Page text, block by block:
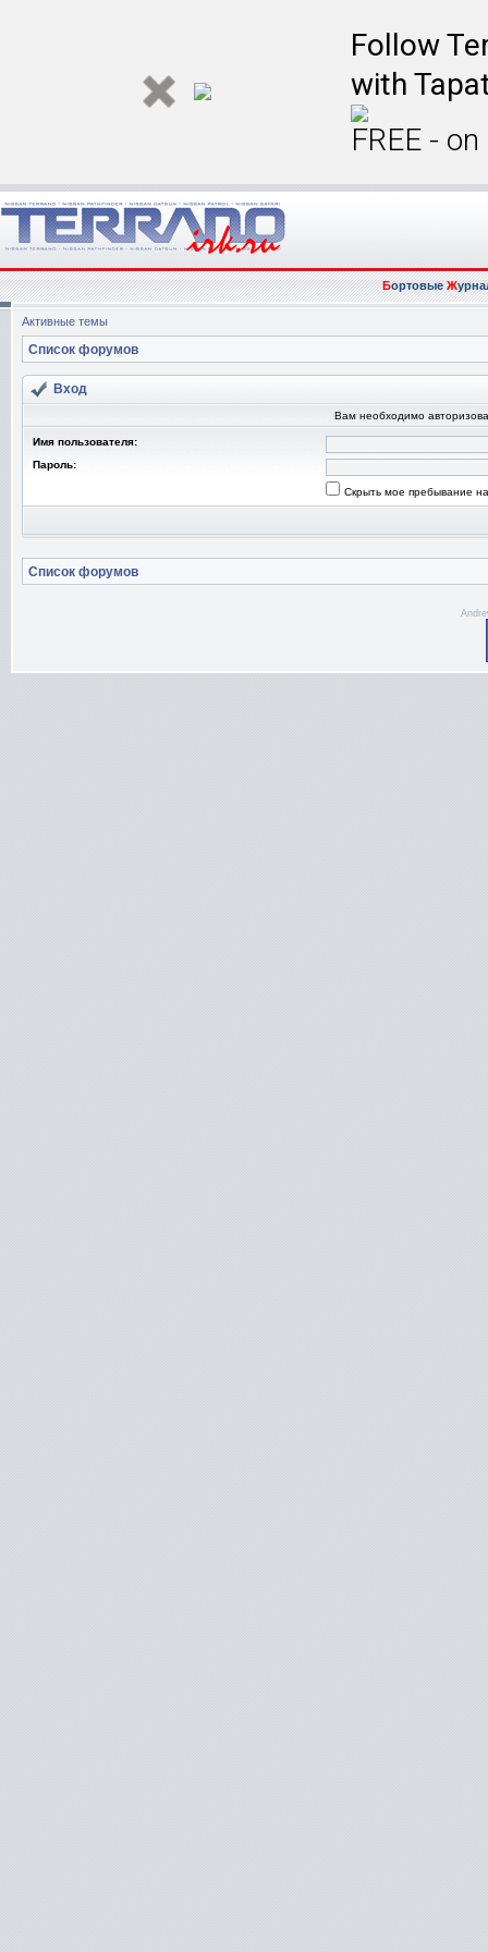
Follow
with
FREE -
БортовыеЖ
Активные темы
Список форумов
Вход
Вам необходимо
Имя пользователя:
Пароль:
Скрыть мое пребывание
Список форумов